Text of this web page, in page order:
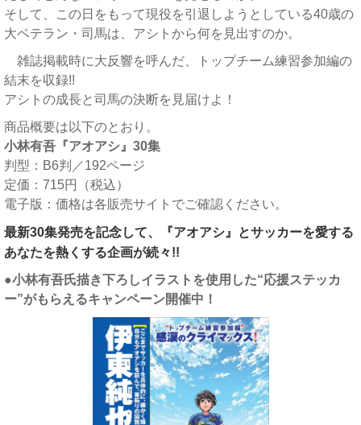
そして、この日をもって現役を引退しようとしている40歳の
大ベテラン・司馬は、アシトから何を見出すのか。
雑誌掲載時に大反響を呼んだ、トップチーム練習参加編の
結末を収録!!
アシトの成長と司馬の決断を見届けよ！
商品概要は以下のとおり。
小林有吾『アオアシ』30集
判型：B6判／192ページ
定価：715円（税込）
電子版：価格は各販売サイトでご確認ください。
最新30集発売を記念して、『アオアシ』とサッカーを愛する
あなたを熱くする企画が続々!!
●小林有吾氏描き下ろしイラストを使用した“応援ステッカ
ー”がもらえるキャンペーン開催中！